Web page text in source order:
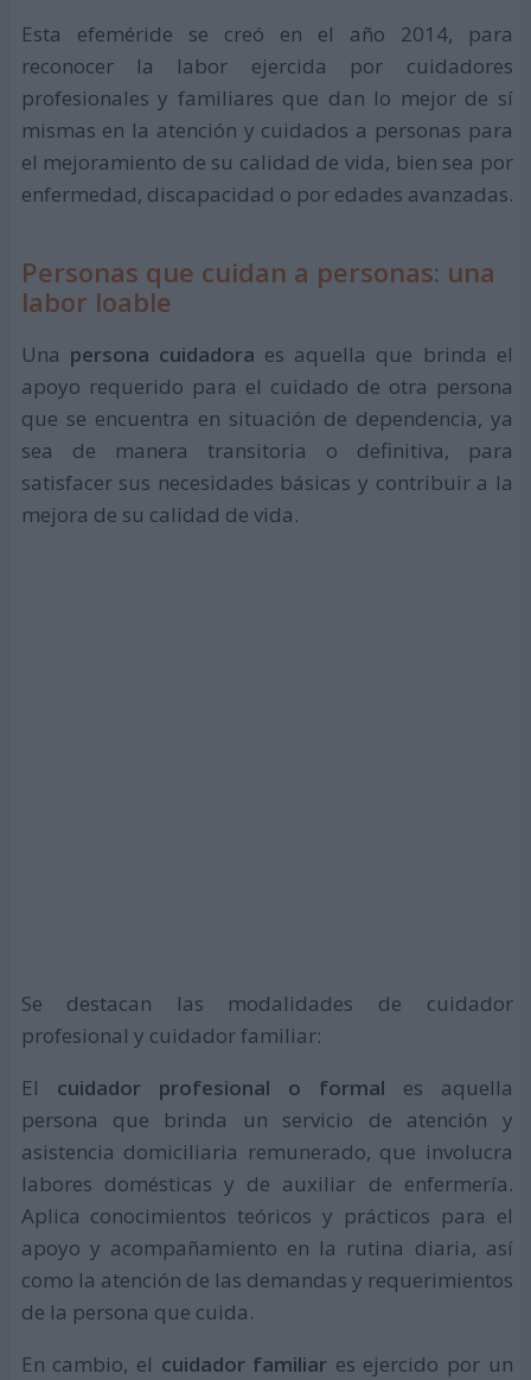
Esta efeméride se creó en el año 2014, para
reconocer la labor ejercida por cuidadores
profesionales y familiares que dan lo mejor de sí
mismas en la atención y cuidados a personas para
el mejoramiento de su calidad de vida, bien sea por
enfermedad, discapacidad o por edades avanzadas.
Personas que cuidan a personas: una
labor loable
Una persona cuidadora es aquella que brinda el
apoyo requerido para el cuidado de otra persona
que se encuentra en situación de dependencia, ya
sea de manera transitoria o definitiva, para
satisfacer sus necesidades básicas y contribuir a la
mejora de su calidad de vida.
Se destacan las modalidades de cuidador
profesional y cuidador familiar:
El cuidador profesional o formal es aquella
persona que brinda un servicio de atención y
asistencia domiciliaria remunerado, que involucra
labores domésticas y de auxiliar de enfermería.
Aplica conocimientos teóricos y prácticos para el
apoyo y acompañamiento en la rutina diaria, así
como la atención de las demandas y requerimientos
de la persona que cuida.
En cambio, el cuidador familiar es ejercido por un